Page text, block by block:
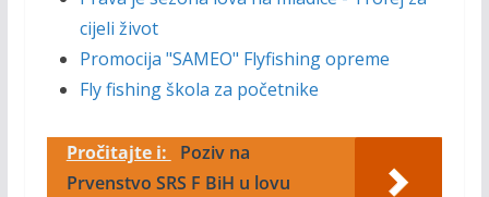
cijeli život
Promocija "SAMEO" Flyfishing opreme
Fly fishing škola za početnike
Pročitajte i:
Poziv na
Prvenstvo SRS F BiH u lovu